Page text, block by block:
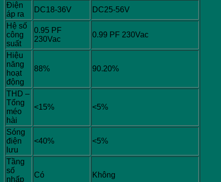
Điện
áp ra
DC18-36V
DC25-56V
Hệ số
công
suất
0.95 PF
230Vac
0.99 PF 230Vac
Hiệu
năng
hoạt
động
88% 90.20%
THD –
Tổng
méo
hài
<15% <5%
Sóng
điện
lưu
<40% <5%
Tầng
số
nhấp
Có Không